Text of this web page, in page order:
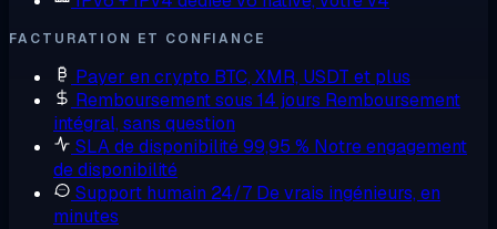
FACTURATION ET CONFIANCE
Payer en crypto BTC, XMR, USDT et plus
Remboursement sous 14 jours Remboursement
intégral, sans question
SLA de disponibilité 99,95 % Notre engagement
de disponibilité
Support humain 24/7 De vrais ingénieurs, en
minutes